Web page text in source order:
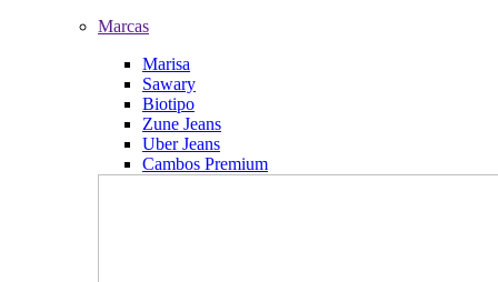
Marcas
Marisa
Sawary
Biotipo
Zune Jeans
Uber Jeans
Cambos Premium